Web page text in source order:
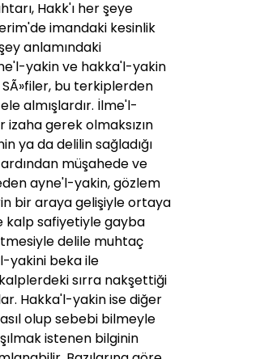
Hakk'ı her şeye
imandaki kesinlik
anlamındaki
yakin ve hakka'l-yakin
bu terkiplerden
almışlardır. İlme'l-
gerek olmaksızın
ya da delilin sağladığı
müşahede ve
ayne'l-yakin, gözlem
bir araya gelişiyle ortaya
kalp safiyetiyle gayba
delile muhtaç
yakini beka ile
sırra nakşettiği
Hakka'l-yakin ise diğer
olup sebebi bilmeyle
istenen bilginin